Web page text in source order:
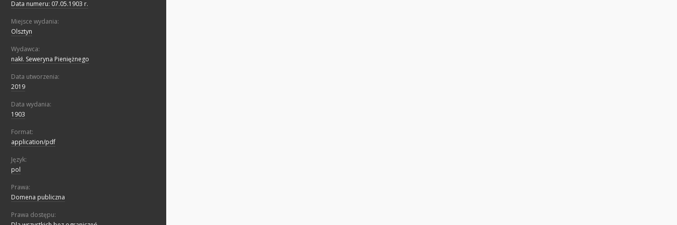
Data numeru: 07.05.1903 r.
Miejsce wydania:
Olsztyn
Wydawca:
nakł. Seweryna Pieniężnego
Data utworzenia:
2019
Data wydania:
1903
Format:
application/pdf
Język:
pol
Prawa:
Domena publiczna
Prawa dostępu: